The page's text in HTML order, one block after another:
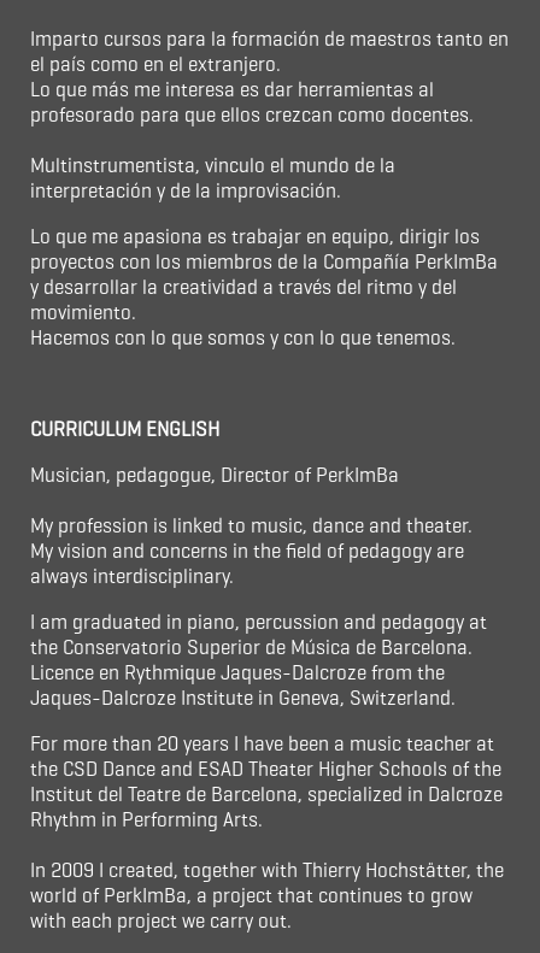
Imparto cursos para la formación de maestros tanto en
el país como en el extranjero.
Lo que más me interesa es dar herramientas al
profesorado para que ellos crezcan como docentes.
Multinstrumentista, vinculo el mundo de la
interpretación y de la improvisación.
Lo que me apasiona es trabajar en equipo, dirigir los
proyectos con los miembros de la Compañía PerkImBa
y desarrollar la creatividad a través del ritmo y del
movimiento.
Hacemos con lo que somos y con lo que tenemos.
CURRICULUM ENGLISH
Musician, pedagogue, Director of PerkImBa
My profession is linked to music, dance and theater.
My vision and concerns in the field of pedagogy are
always interdisciplinary.
I am graduated in piano, percussion and pedagogy at
the Conservatorio Superior de Música de Barcelona.
Licence en Rythmique Jaques-Dalcroze from the
Jaques-Dalcroze Institute in Geneva, Switzerland.
For more than 20 years I have been a music teacher at
the CSD Dance and ESAD Theater Higher Schools of the
Institut del Teatre de Barcelona, specialized in Dalcroze
Rhythm in Performing Arts.
In 2009 I created, together with Thierry Hochstätter, the
world of PerkImBa, a project that continues to grow
with each project we carry out.